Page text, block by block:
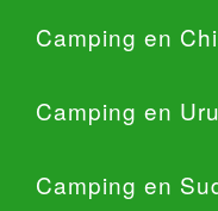
Camping en
Camping en
Camping en